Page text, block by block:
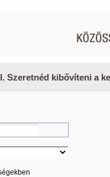
Szeretnéd kibővíteni a